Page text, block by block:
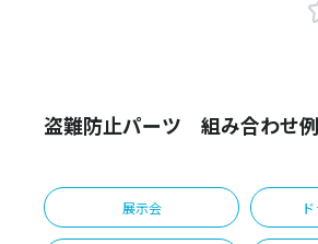
盗難防止パーツ 組み合わせ
展示会